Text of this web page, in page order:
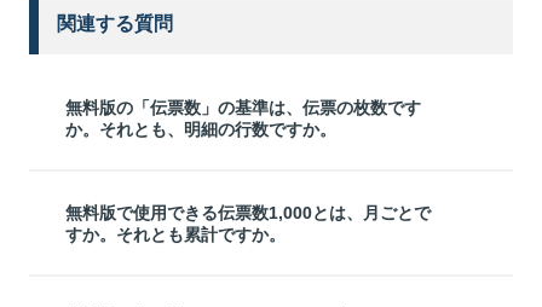
関連する質問
無料版の「伝票数」の基準は、伝票の枚数です
か。それとも、明細の行数ですか。
無料版で使用できる伝票数1,000とは、月ごとで
すか。それとも累計ですか。